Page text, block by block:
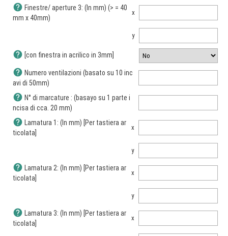
help Finestre/ aperture 3: (In mm) (> = 40
mm x 40mm)
x
y
help [con finestra in acrilico in 3mm]
help Numero ventilazioni (basato su 10 inc
avi di 50mm)
help N° di marcature : (basayo su 1 parte i
ncisa di cca. 20 mm)
help Lamatura 1: (In mm) [Per tastiera ar
ticolata]
x
y
help Lamatura 2: (In mm) [Per tastiera ar
ticolata]
x
y
help Lamatura 3: (In mm) [Per tastiera ar
ticolata]
x